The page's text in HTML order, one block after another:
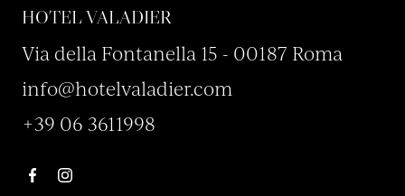
HOTEL VALADIER
Via della Fontanella 15 - 00187 Roma
info@hotelvaladier.com
+39 06 3611998